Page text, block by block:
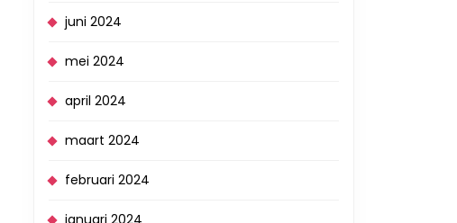
juni 2024
mei 2024
april 2024
maart 2024
februari 2024
januari 2024